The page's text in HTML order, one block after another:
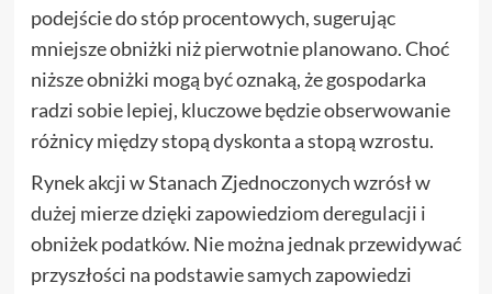
podejście do stóp procentowych, sugerując
mniejsze obniżki niż pierwotnie planowano. Choć
niższe obniżki mogą być oznaką, że gospodarka
radzi sobie lepiej, kluczowe będzie obserwowanie
różnicy między stopą dyskonta a stopą wzrostu.
Rynek akcji w Stanach Zjednoczonych wzrósł w
dużej mierze dzięki zapowiedziom deregulacji i
obniżek podatków. Nie można jednak przewidywać
przyszłości na podstawie samych zapowiedzi